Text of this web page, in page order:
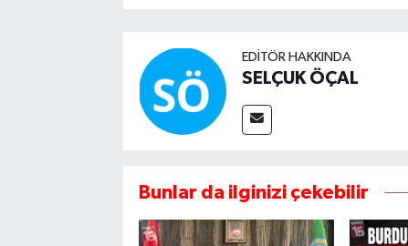
EDITÖR HAKKINDA
SELÇUK ÖÇAL
Bunlar da ilginizi çekebilir